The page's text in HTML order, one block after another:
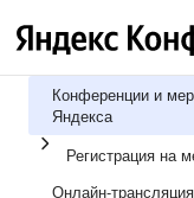
Конференции и
Яндекса
Регистрация на
Онлайн-трансляция